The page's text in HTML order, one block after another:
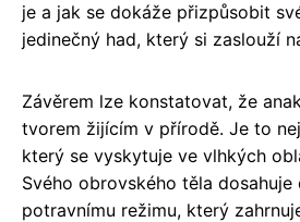
je a jak se dokáže přizpůsobit
jedinečný had, který si zaslouží
Závěrem lze konstatovat, že
tvorem žijícím v přírodě. Je to
který se vyskytuje ve vlhkých
Svého obrovského těla dosahuje
potravnímu režimu, který